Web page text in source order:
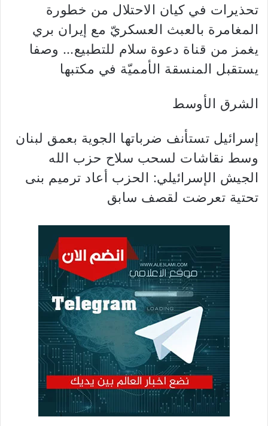
تحذيرات في كيان الاحتلال من خطورة
المغامرة بالعبث العسكريّ مع إيران بري
يغمز من قناة دعوة سلام للتطبيع… وصفا
يستقبل المنسقة الأمميّة في مكتبها
الشرق الأوسط
إسرائيل تستأنف ضرباتها الجوية بعمق لبنان
وسط نقاشات لسحب سلاح حزب الله
الجيش الإسرائيلي: الحزب أعاد ترميم بنى
تحتية تعرضت لقصف سابق